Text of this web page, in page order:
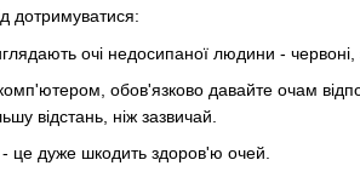
дотримуватися:
очі недосипаної людини -
обов'язково давайте очам
відстань, ніж зазвичай.
- це дуже шкодить здоров'ю очей.